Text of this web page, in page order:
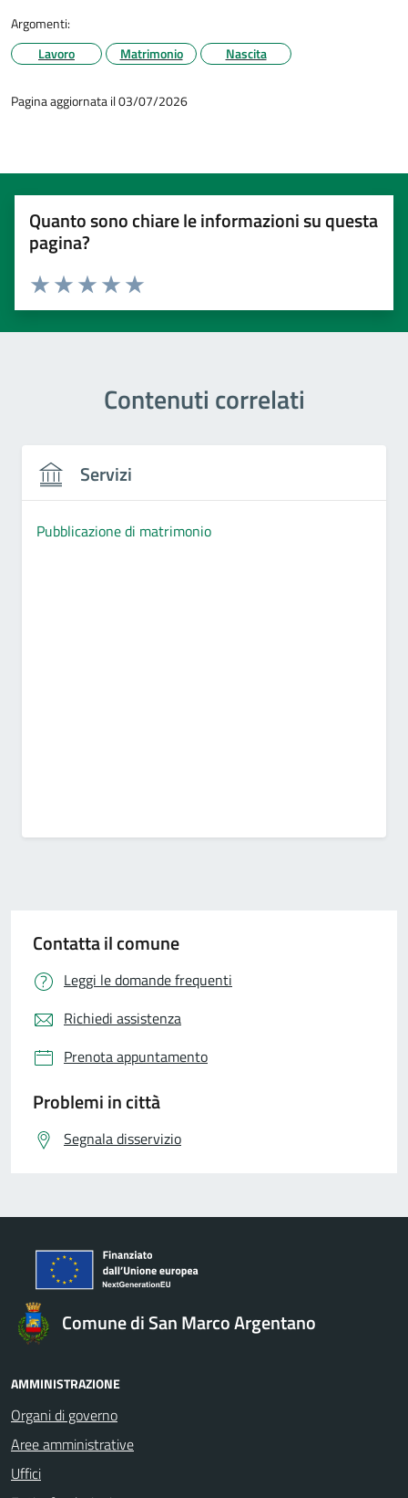
Argomenti:
Lavoro
Matrimonio Nascita
Pagina aggiornata il 03/07/2026
Quanto sono chiare le informazioni su questa
pagina?
Valuta 5 stelle su 5
Valuta 4 stelle su 5
Valuta 3 stelle su 5
Valuta 2 stelle su 5
Valuta 1 stelle su 5
Contenuti correlati
Servizi
Pubblicazione di matrimonio
Contatta il comune
Leggi le domande frequenti
Richiedi assistenza
Prenota appuntamento
Problemi in città
Segnala disservizio
Comune di San Marco Argentano
AMMINISTRAZIONE
Organi di governo
Aree amministrative
Uffici